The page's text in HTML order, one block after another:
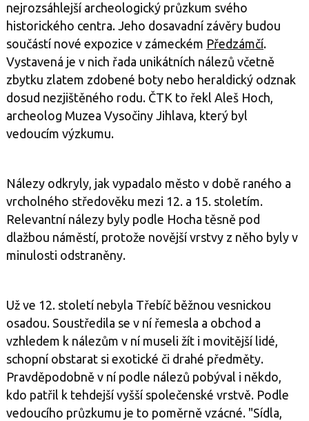
nejrozsáhlejší archeologický průzkum svého
historického centra. Jeho dosavadní závěry budou
součástí nové expozice v zámeckém Předzámčí.
Vystavená je v nich řada unikátních nálezů včetně
zbytku zlatem zdobené boty nebo heraldický odznak
dosud nezjištěného rodu. ČTK to řekl Aleš Hoch,
archeolog Muzea Vysočiny Jihlava, který byl
vedoucím výzkumu.
Nálezy odkryly, jak vypadalo město v době raného a
vrcholného středověku mezi 12. a 15. stoletím.
Relevantní nálezy byly podle Hocha těsně pod
dlažbou náměstí, protože novější vrstvy z něho byly v
minulosti odstraněny.
Už ve 12. století nebyla Třebíč běžnou vesnickou
osadou. Soustředila se v ní řemesla a obchod a
vzhledem k nálezům v ní museli žít i movitější lidé,
schopní obstarat si exotické či drahé předměty.
Pravděpodobně v ní podle nálezů pobýval i někdo,
kdo patřil k tehdejší vyšší společenské vrstvě. Podle
vedoucího průzkumu je to poměrně vzácné. "Sídla,